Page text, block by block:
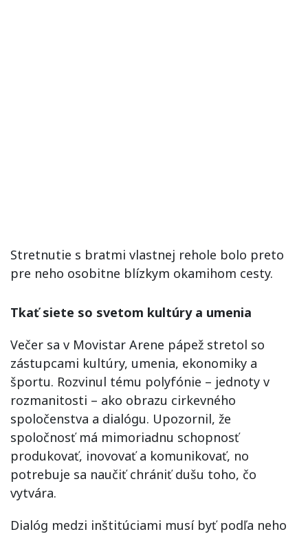
Stretnutie s bratmi vlastnej rehole bolo preto
pre neho osobitne blízkym okamihom cesty.
Tkať siete so svetom kultúry a umenia
Večer sa v Movistar Arene pápež stretol so
zástupcami kultúry, umenia, ekonomiky a
športu. Rozvinul tému polyfónie – jednoty v
rozmanitosti – ako obrazu cirkevného
spoločenstva a dialógu. Upozornil, že
spoločnosť má mimoriadnu schopnosť
produkovať, inovovať a komunikovať, no
potrebuje sa naučiť chrániť dušu toho, čo
vytvára.
Dialóg medzi inštitúciami musí byť podľa neho